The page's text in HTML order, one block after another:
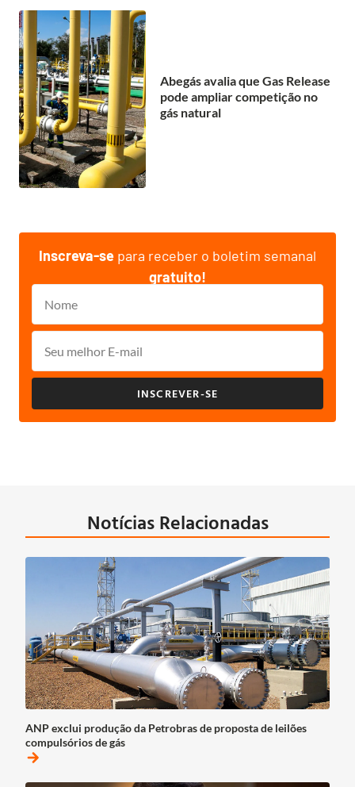
Abegás avalia que Gas Release
pode ampliar competição no
gás natural
Inscreva-se para receber o boletim semanal
gratuito!
INSCREVER-SE
Notícias Relacionadas
ANP exclui produção da Petrobras de proposta de leilões
compulsórios de gás
arrow_forward